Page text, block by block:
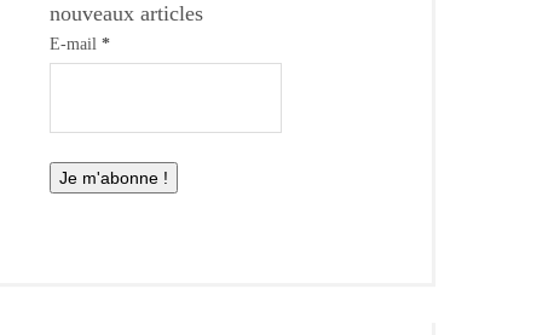
nouveaux articles
E-mail *